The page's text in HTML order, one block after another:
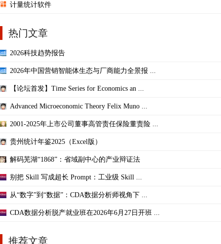
计量统计软件
热门文章
2026科技趋势报告
2026年中国营销智能体生态与厂商能力全景报 ...
【论坛首发】Time Series for Economics an ...
Advanced Microeconomic Theory Felix Muno ...
2001-2025年上市公司董事高管责任保险董责险 ...
贵州统计年鉴2025（Excel版）
解码芜湖“1868”：省域副中心的产业辩证法
别把 Skill 写成超长 Prompt：工业级 Skill ...
从“数字”到“数据”：CDA数据分析师视角下 ...
CDA数据分析脱产就业班在2026年6月27日开班 ...
推荐文章